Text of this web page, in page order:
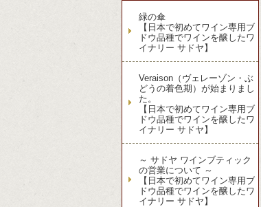
緑の傘
【日本で初めてワイン専用ブ
ドウ品種でワインを醸したワ
イナリー サドヤ】
Veraison（ヴェレーゾン・ぶ
どうの着色期）が始まりまし
た。
【日本で初めてワイン専用ブ
ドウ品種でワインを醸したワ
イナリー サドヤ】
～ サドヤ ワインブティック
の営業について ～
【日本で初めてワイン専用ブ
ドウ品種でワインを醸したワ
イナリー サドヤ】